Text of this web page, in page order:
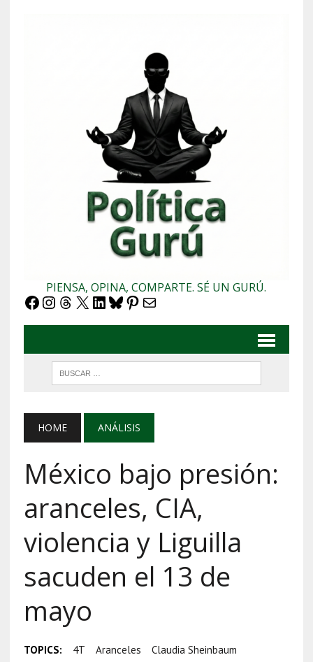
PIENSA, OPINA, COMPARTE. SÉ UN GURÚ.
Facebook
Instagram
Threads
X LinkedIn
Bluesky
Pinterest
Correo electrónico
HOME ANÁLISIS
México bajo presión:
aranceles, CIA,
violencia y Liguilla
sacuden el 13 de
mayo
TOPICS: 4T Aranceles
Claudia Sheinbaum